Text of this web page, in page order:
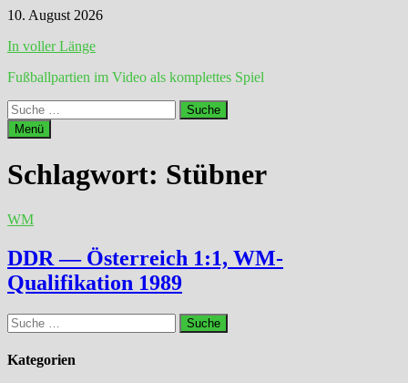
Zum
springen
10. August 2026
In voller Länge
Fußballpartien im Video als komplettes Spiel
Suche
nach:
Menü
Schlagwort: Stübner
WM
DDR — Österreich 1:1, WM-
Qualifikation 1989
Suche
nach:
Kategorien